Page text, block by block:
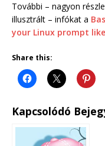
További – nagyon
illusztrált – infókat a
your Linux prompt
Share this:
Kapcsolódó